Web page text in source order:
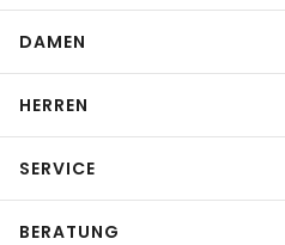
DAMEN
HERREN
SERVICE
BERATUNG